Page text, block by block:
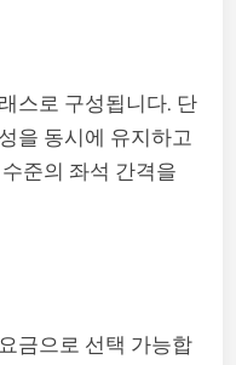
스로 구성됩니다. 단
을 동시에 유지하고
준의 좌석 간격을
금으로 선택 가능합